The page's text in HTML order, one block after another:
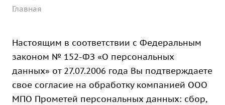
Главная
Настоящим в соответствии с Федеральным
законом № 152-ФЗ «О персональных
данных» от 27.07.2006 года Вы подтверждаете
свое согласие на обработку компанией ООО
МПО Прометей персональных данных: сбор,